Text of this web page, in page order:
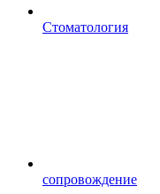
Стоматология
сопровождение